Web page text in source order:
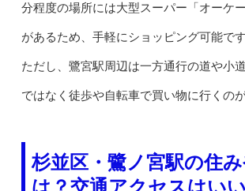
分程度の場所には大型スーパー「オーケ
があるため、手軽にショッピング可能です
ただし、鷺宮駅周辺は一方通行の道や小
ではなく徒歩や自転車で買い物に行くの
杉並区・鷺ノ宮駅の住
は？交通アクセスはい